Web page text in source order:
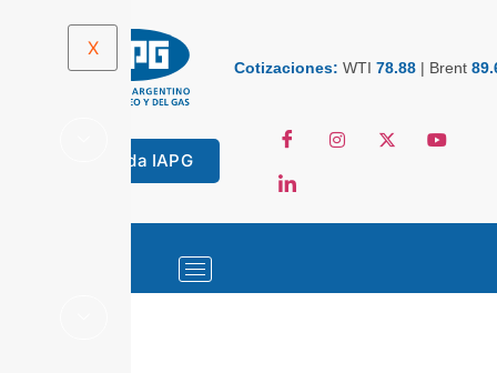
Cotizaciones: WTI 78.88 | Brent
Tienda IAPG
X